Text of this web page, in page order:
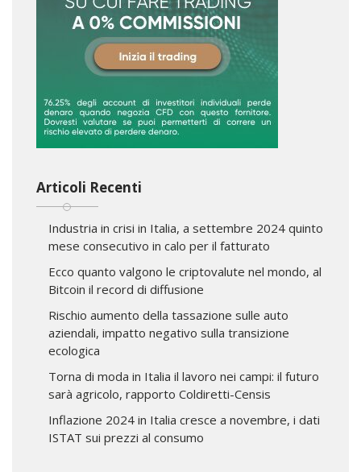
Articoli Recenti
Industria in crisi in Italia, a settembre 2024 quinto
mese consecutivo in calo per il fatturato
Ecco quanto valgono le criptovalute nel mondo, al
Bitcoin il record di diffusione
Rischio aumento della tassazione sulle auto
aziendali, impatto negativo sulla transizione
ecologica
Torna di moda in Italia il lavoro nei campi: il futuro
sarà agricolo, rapporto Coldiretti-Censis
Inflazione 2024 in Italia cresce a novembre, i dati
ISTAT sui prezzi al consumo